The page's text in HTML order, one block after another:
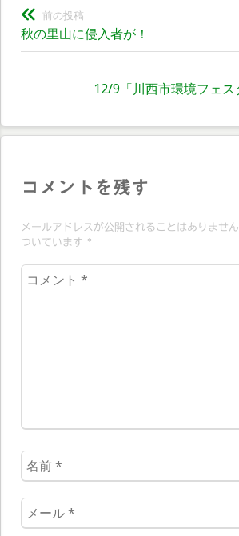
投
稿
ゲ
シ
ョ
ン
前の投稿
前
の
秋の里山に侵入者が！
12/9「川西市環境フェ
コメントを残す
メールアドレスが公開されることはありませ
ついています *
コ
名
前
*
メ
ー